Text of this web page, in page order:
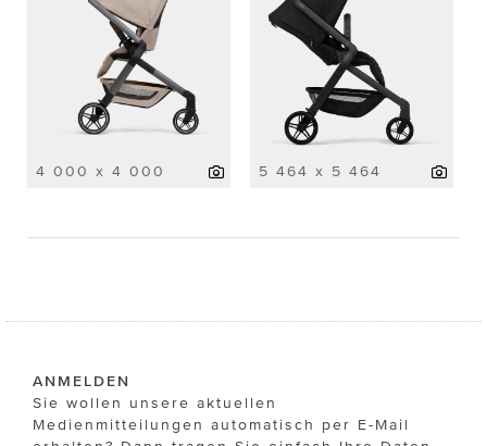
4 000 x 4 000 5 464 x 5 464
ANMELDEN
Sie wollen unsere aktuellen
Medienmitteilungen automatisch per E-Mail